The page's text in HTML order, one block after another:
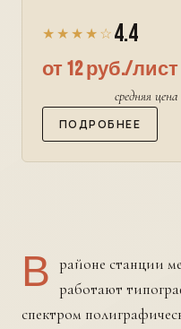
★★★★☆ 4.4
от 12 руб./лист
средняя цена
ПОДРОБНЕЕ
В районе станции
работают
спектром